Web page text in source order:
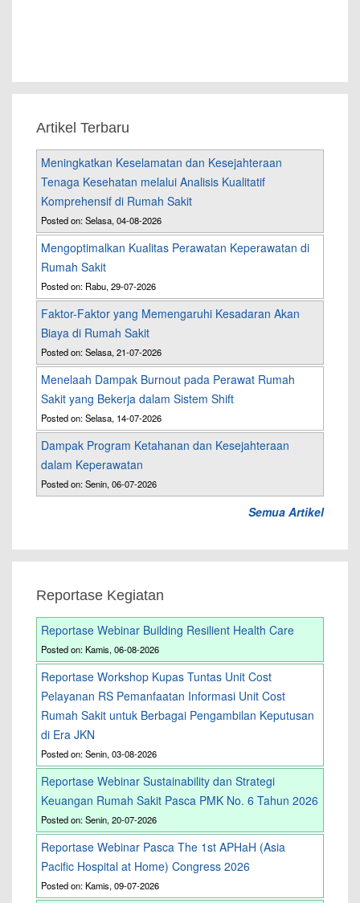
Artikel Terbaru
Meningkatkan Keselamatan dan Kesejahteraan
Tenaga Kesehatan melalui Analisis Kualitatif
Komprehensif di Rumah Sakit
Posted on: Selasa, 04-08-2026
Mengoptimalkan Kualitas Perawatan Keperawatan di
Rumah Sakit
Posted on: Rabu, 29-07-2026
Faktor-Faktor yang Memengaruhi Kesadaran Akan
Biaya di Rumah Sakit
Posted on: Selasa, 21-07-2026
Menelaah Dampak Burnout pada Perawat Rumah
Sakit yang Bekerja dalam Sistem Shift
Posted on: Selasa, 14-07-2026
Dampak Program Ketahanan dan Kesejahteraan
dalam Keperawatan
Posted on: Senin, 06-07-2026
Semua Artikel
Reportase Kegiatan
Reportase Webinar Building Resilient Health Care
Posted on: Kamis, 06-08-2026
Reportase Workshop Kupas Tuntas Unit Cost
Pelayanan RS Pemanfaatan Informasi Unit Cost
Rumah Sakit untuk Berbagai Pengambilan Keputusan
di Era JKN
Posted on: Senin, 03-08-2026
Reportase Webinar Sustainability dan Strategi
Keuangan Rumah Sakit Pasca PMK No. 6 Tahun 2026
Posted on: Senin, 20-07-2026
Reportase Webinar Pasca The 1st APHaH (Asia
Pacific Hospital at Home) Congress 2026
Posted on: Kamis, 09-07-2026